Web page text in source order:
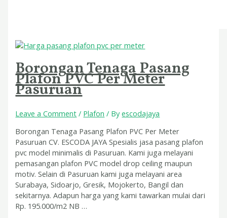
Borongan Tenaga Pasang
Plafon PVC Per Meter
Pasuruan
Leave a Comment / Plafon / Byescodajaya
Borongan Tenaga Pasang Plafon PVC Per Meter
Pasuruan CV. ESCODA JAYA Spesialis jasa pasang plafon
pvc model minimalis di Pasuruan. Kami juga melayani
pemasangan plafon PVC model drop ceiling maupun
motiv. Selain di Pasuruan kami juga melayani area
Surabaya, Sidoarjo, Gresik, Mojokerto, Bangil dan
sekitarnya. Adapun harga yang kami tawarkan mulai dari
Rp. 195.000/m2 NB …